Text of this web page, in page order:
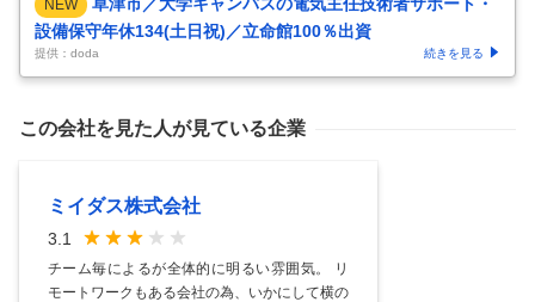
NEW
設備保守年休134(土日祝)／立命館100％出資
提供：doda 続きを見る
この会社を見た人が見ている企業
ミイダス株式会社
3.1
チーム毎によるが全体的に明るい雰囲気。 リ
モートワークもある会社の為、いかにして横の